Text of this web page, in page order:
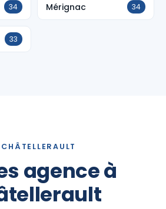
34 Mérignac 34
33
agence à